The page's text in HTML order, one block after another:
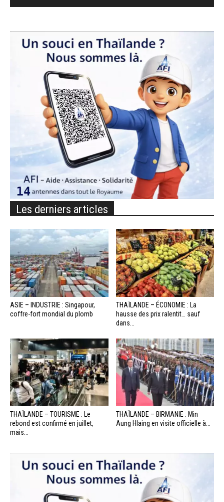
Les derniers articles
ASIE – INDUSTRIE : Singapour,
coffre-fort mondial du plomb
THAÏLANDE – ÉCONOMIE : La
hausse des prix ralentit… sauf
dans...
THAÏLANDE – TOURISME : Le
rebond est confirmé en juillet,
mais...
THAÏLANDE – BIRMANIE : Min
Aung Hlaing en visite officielle à...